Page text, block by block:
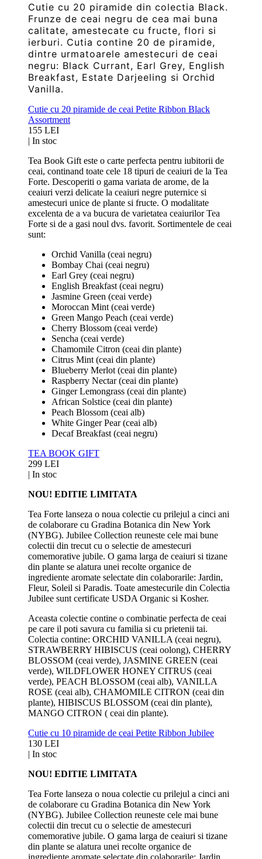
Cutie cu 20 piramide din colectia Black.
Frunze de ceai negru de cea mai buna
calitate, amestecate cu fructe, flori si
ierburi. Cutia contine 20 de piramide,
dintre urmatoarele amestecuri de ceai
negru: Black Currant, Earl Grey, English
Breakfast, Estate Darjeeling si Orchid
Vanilla.
Cutie cu 20 piramide de ceai Petite Ribbon Black
Assortment
155 LEI
| In stoc
Tea Book Gift este o carte perfecta pentru iubitorii de
ceai, continand toate cele 18 tipuri de ceaiuri de la Tea
Forte. Descoperiti o gama variata de arome, de la
ceaiuri verzi delicate la ceaiuri negre puternice si
amestecuri unice de plante si fructe. O modalitate
excelenta de a va bucura de varietatea ceaiurilor Tea
Forte si de a gasi noul dvs. favorit. Sortimentele de ceai
sunt:
Orchid Vanilla (ceai negru)
Bombay Chai (ceai negru)
Earl Grey (ceai negru)
English Breakfast (ceai negru)
Jasmine Green (ceai verde)
Moroccan Mint (ceai verde)
Green Mango Peach (ceai verde)
Cherry Blossom (ceai verde)
Sencha (ceai verde)
Chamomile Citron (ceai din plante)
Citrus Mint (ceai din plante)
Blueberry Merlot (ceai din plante)
Raspberry Nectar (ceai din plante)
Ginger Lemongrass (ceai din plante)
African Solstice (ceai din plante)
Peach Blossom (ceai alb)
White Ginger Pear (ceai alb)
Decaf Breakfast (ceai negru)
TEA BOOK GIFT
299 LEI
| In stoc
NOU! EDITIE LIMITATA
Tea Forte lanseza o noua colectie cu prilejul a cinci ani
de colaborare cu Gradina Botanica din New York
(NYBG). Jubilee Collection reuneste cele mai bune
colectii din trecut cu o selectie de amestecuri
comemorative jubile. O gama larga de ceaiuri si tizane
din plante se alatura unei recolte organice de
ingrediente aromate selectate din colaborarile: Jardin,
Fleur, Soleil si Paradis. Toate amestecurile din Colectia
Jubilee sunt certificate USDA Organic si Kosher.
Aceasta colectie contine o combinatie perfecta de ceai
pe care il poti savura cu familia si cu prietenii tai.
Colectia contine: ORCHID VANILLA (ceai negru),
STRAWBERRY HIBISCUS (ceai oolong), CHERRY
BLOSSOM (ceai verde), JASMINE GREEN (ceai
verde), WILDFLOWER HONEY CITRUS (ceai
verde), PEACH BLOSSOM (ceai alb), VANILLA
ROSE (ceai alb), CHAMOMILE CITRON (ceai din
plante), HIBISCUS BLOSSOM (ceai din plante),
MANGO CITRON ( ceai din plante).
Cutie cu 10 piramide de ceai Petite Ribbon Jubilee
130 LEI
| In stoc
NOU! EDITIE LIMITATA
Tea Forte lanseza o noua colectie cu prilejul a cinci ani
de colaborare cu Gradina Botanica din New York
(NYBG). Jubilee Collection reuneste cele mai bune
colectii din trecut cu o selectie de amestecuri
comemorative jubile. O gama larga de ceaiuri si tizane
din plante se alatura unei recolte organice de
ingrediente aromate selectate din colaborarile: Jardin,